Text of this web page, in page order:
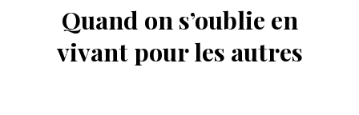
Quand on s’oublie en
vivant pour les autres